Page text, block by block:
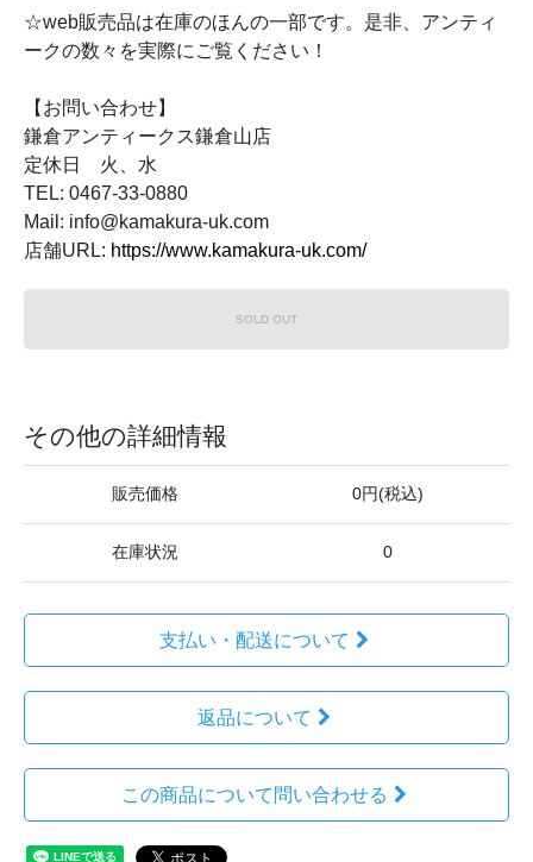
☆web販売品は在庫のほんの一部です。是非、アンティ
ークの数々を実際にご覧ください！
【お問い合わせ】
鎌倉アンティークス鎌倉山店
定休日 火、水
TEL: 0467-33-0880
Mail: info@kamakura-uk.com
店舗URL: https://www.kamakura-uk.com/
SOLD OUT
その他の詳細情報
販売価格 0円(税込)
在庫状況 0
支払い・配送について
返品について
この商品について問い合わせる